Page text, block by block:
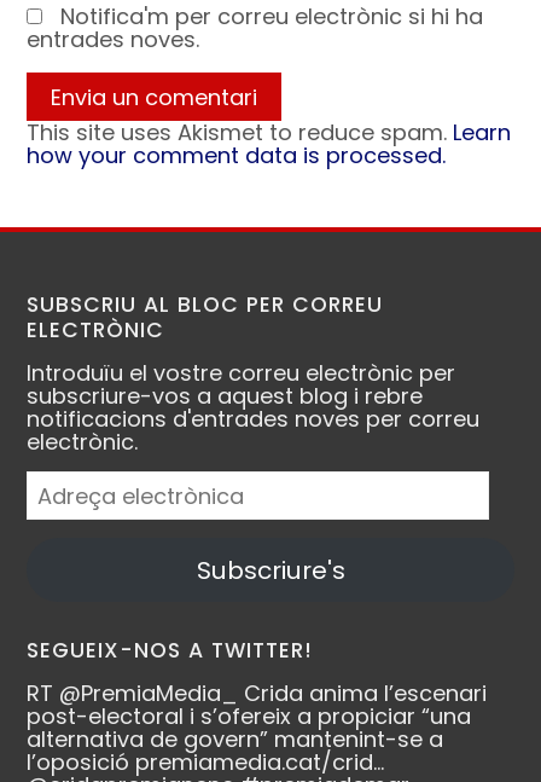
Notifica'm per correu electrònic si hi ha
entrades noves.
This site uses Akismet to reduce spam. Learn
how your comment data is processed.
SUBSCRIU AL BLOC PER CORREU
ELECTRÒNIC
Introduïu el vostre correu electrònic per
subscriure-vos a aquest blog i rebre
notificacions d'entrades noves per correu
electrònic.
Adreça
electrònica
Subscriure's
SEGUEIX-NOS A TWITTER!
RT @PremiaMedia_ Crida anima l’escenari
post-electoral i s’ofereix a propiciar “una
alternativa de govern” mantenint-se a
l’oposició premiamedia.cat/crid…